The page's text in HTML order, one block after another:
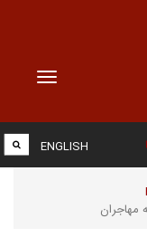
Toggle
ENGLISH
مهاجران